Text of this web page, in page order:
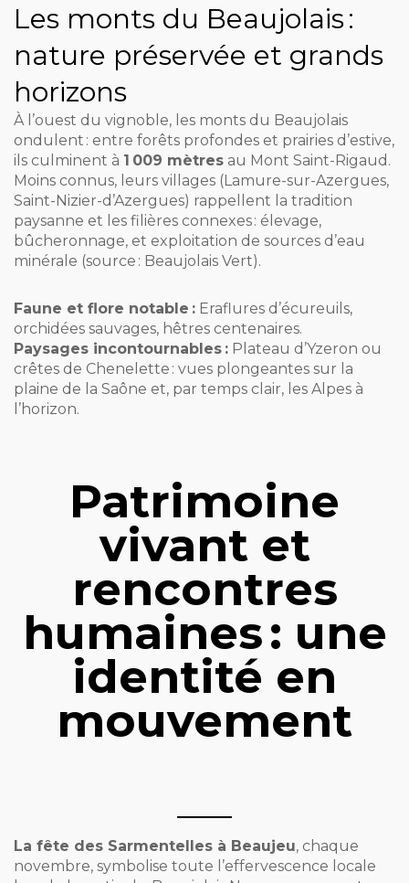
Les monts du Beaujolais :
nature préservée et grands
horizons
À l’ouest du vignoble, les monts du Beaujolais
ondulent : entre forêts profondes et prairies d’estive,
ils culminent à 1 009 mètres au Mont Saint-Rigaud.
Moins connus, leurs villages (Lamure-sur-Azergues,
Saint-Nizier-d’Azergues) rappellent la tradition
paysanne et les filières connexes : élevage,
bûcheronnage, et exploitation de sources d’eau
minérale (source : Beaujolais Vert).
Faune et flore notable : Eraflures d’écureuils,
orchidées sauvages, hêtres centenaires.
Paysages incontournables : Plateau d’Yzeron ou
crêtes de Chenelette : vues plongeantes sur la
plaine de la Saône et, par temps clair, les Alpes à
l’horizon.
Patrimoine
vivant et
rencontres
humaines : une
identité en
mouvement
La fête des Sarmentelles à Beaujeu, chaque
novembre, symbolise toute l’effervescence locale